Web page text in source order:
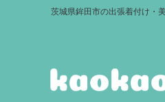
茨城県鉾田市の出張着付け・